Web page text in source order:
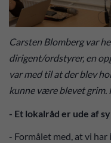
Carsten Blomberg var
dirigent/ordstyrer, en
var med til at der blev
kunne være blevet grim.
- Et lokalråd er ude af
- Formålet med, at vi